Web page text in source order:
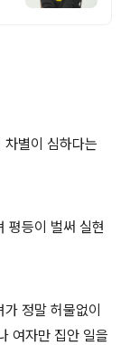
차별이 심하다는
평등이 벌써 실현
정말 허물없이
여자만 집안 일을